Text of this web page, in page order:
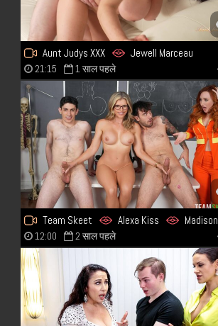
Aunt Judys XXX Jewell Marceau
21:15 1 साल पहले
Team Skeet Alexa Kiss
12:00 2 साल पहले